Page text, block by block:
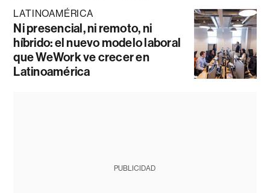
LATINOAMÉRICA
Ni presencial, ni remoto, ni
híbrido: el nuevo modelo laboral
que WeWork ve crecer en
Latinoamérica
PUBLICIDAD